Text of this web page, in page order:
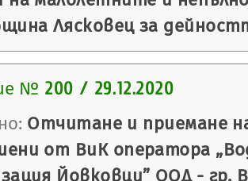
Лясковец за
№ 200 / 29.12.2020
Отчитане и приемане
от ВиК оператора
Йовковци” ООД - гр.